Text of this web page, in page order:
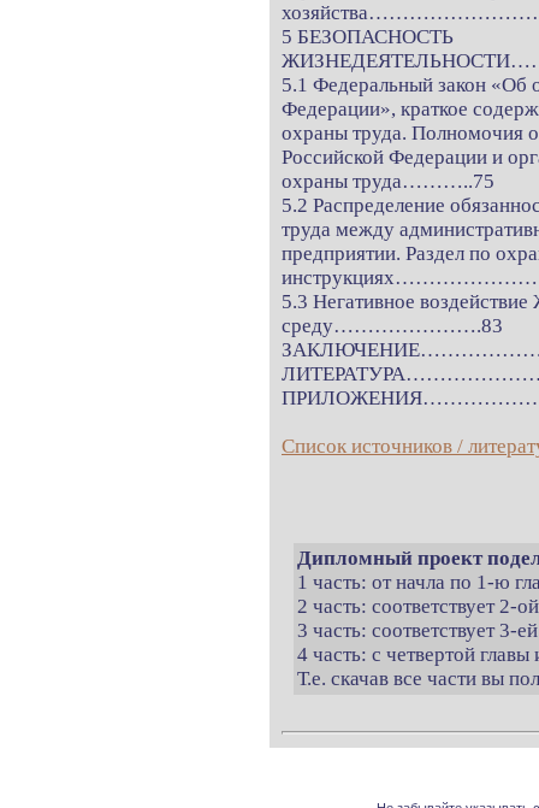
5 БЕЗОПАСНОСТЬ
5.1 Федеральный закон «Об
Федерации», краткое
охраны труда. Полномочия
Российской Федерации и
охраны труда………..75
5.2 Распределение
труда между
предприятии. Раздел по
5.3 Негативное
среду………………….83
Список источников /
Дипломный проект
1 часть: от начла по 1-ю
2 часть: соответствует 2-
3 часть: соответствует 3-
4 часть: с четвертой
Т.е. скачав все части вы